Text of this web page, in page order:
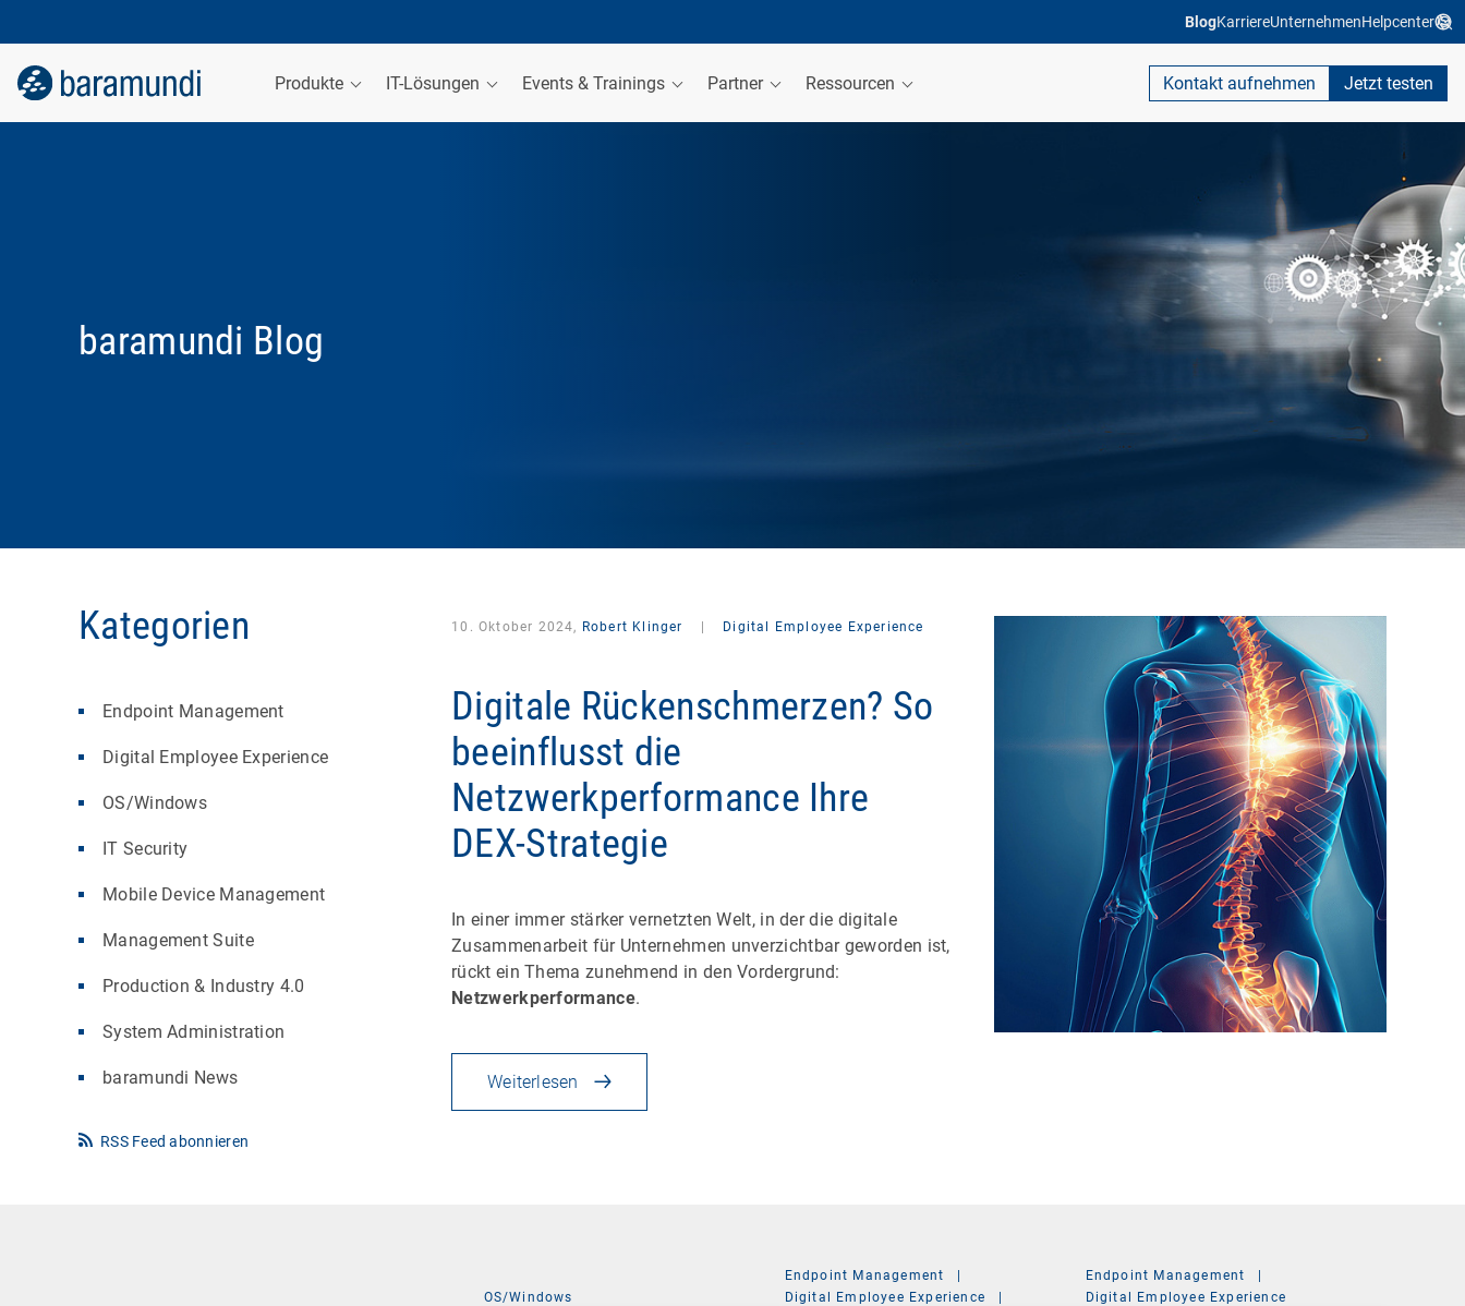
BlogKarriereUnternehmenHelpcenter
Produkte IT-Lösungen Events & Trainings Partner Ressourcen Kontakt aufnehmen Jetzt testen
baramundi Blog
Kategorien
Endpoint Management
Digital Employee Experience
OS/Windows
IT Security
Mobile Device Management
Management Suite
Production & Industry 4.0
System Administration
baramundi News
RSS Feed abonnieren
10. Oktober 2024, Robert Klinger Digital Employee Experience
Digitale Rückenschmerzen? So
beeinflusst die
Netzwerkperformance Ihre
DEX-Strategie
In einer immer stärker vernetzten Welt, in der die digitale
Zusammenarbeit für Unternehmen unverzichtbar geworden ist,
rückt ein Thema zunehmend in den Vordergrund:
Netzwerkperformance.
Weiterlesen
OS/Windows
Endpoint Management
|
Digital Employee Experience
|
Endpoint Management
|
Digital Employee Experience